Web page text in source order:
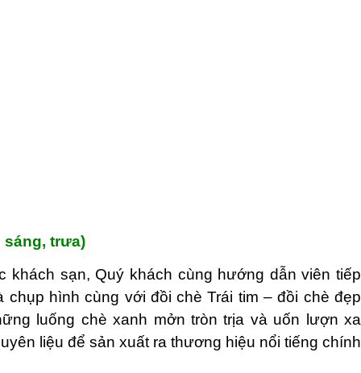
sáng, trưa)
khách sạn, Quý khách cùng hướng dẫn viên tiếp
hình cùng với đồi chè Trái tim – đồi chè đẹp
luống chè xanh mởn tròn trịa và uốn lượn xa
liệu để sản xuất ra thương hiệu nổi tiếng chính